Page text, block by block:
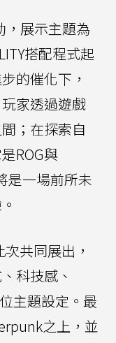
，展示主題為
搭配程式起
的催化下，
家透過遊戲
；在探索自
ROG與
是一場前所未
共同展出，
科技感、
主題設定。最
之上，並